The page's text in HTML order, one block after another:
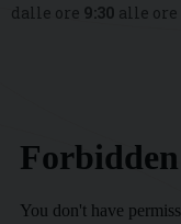
dalle ore 9:30 alle ore